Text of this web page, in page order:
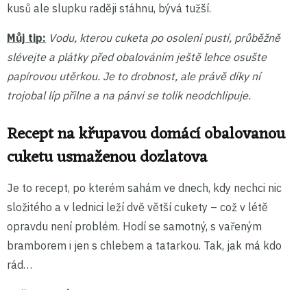
kusů ale slupku raději stáhnu, bývá tužší.
Můj tip: Vodu, kterou cuketa po osolení pustí, průběžně
slévejte a plátky před obalováním ještě lehce osušte
papírovou utěrkou. Je to drobnost, ale právě díky ní
trojobal líp přilne a na pánvi se tolik neodchlipuje.
Recept na křupavou domácí obalovanou
cuketu usmaženou dozlatova
Je to recept, po kterém sahám ve dnech, kdy nechci nic
složitého a v lednici leží dvě větší cukety – což v létě
opravdu není problém. Hodí se samotný, s vařeným
bramborem i jen s chlebem a tatarkou. Tak, jak má kdo
rád…